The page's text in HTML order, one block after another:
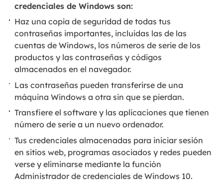
credenciales de Windows son:
Haz una copia de seguridad de todas tus
contraseñas importantes, incluidas las de las
cuentas de Windows, los números de serie de los
productos y las contraseñas y códigos
almacenados en el navegador.
Las contraseñas pueden transferirse de una
máquina Windows a otra sin que se pierdan.
Transfiere el software y las aplicaciones que tienen
número de serie a un nuevo ordenador.
Tus credenciales almacenadas para iniciar sesión
en sitios web, programas asociados y redes pueden
verse y eliminarse mediante la función
Administrador de credenciales de Windows 10.